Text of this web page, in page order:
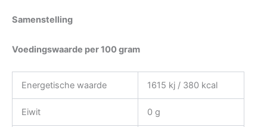
Samenstelling
Voedingswaarde per 100 gram
Energetische waarde 1615 kj / 380 kcal
Eiwit 0 g